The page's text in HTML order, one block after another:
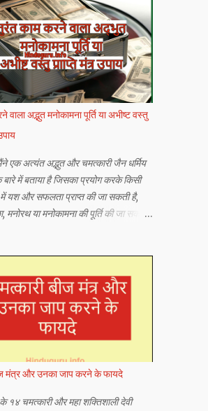
वाला अद्भुत मनोकामना पूर्ति या अभीष्ट वस्तु
एक अत्यंत अद्भुत और चमत्कारी जैन धर्मिय
में बताया है जिसका प्रयोग करके किसी
में यश और सफलता प्राप्त की जा सकती है,
मनोरथ या मनोकामना की पूर्ति की जा सकती
मंत्र और उनका जाप करने के फायदे
१४ चमत्कारी और महा शक्तिशाली देवी